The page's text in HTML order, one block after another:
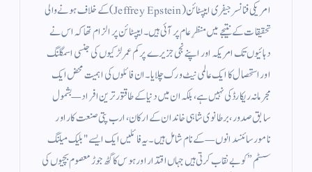
امریکی فنانسر جیفری ایپسٹائن (Jeffrey Epstein) کے خلاف ہونے والی
تحقیقات کے نتیجے میں منظرِ عام پر آئی ہیں۔ ایپسٹائن پر الزام تھا کہ اس نے
دہائیوں تک امریکہ اور اپنے نجی جزیرے پر کم عمر لڑکیوں کی جنسی اسمگلنگ
اور استحصال کا ایک عالمی نیٹ ورک چلایا۔​ان فائلوں کی اہمیت محض ایک
مجرمانہ ریکارڈ کی نہیں ہے، بلکہ ان میں دنیا کے طاقتور ترین افراد—بشمول
سابق صدور، برطانوی شاہی خاندان کے ارکان، ارب پتی صنعت کار اور
نامور سائنسدانوں—کے نام شامل ہیں۔ یہ فائلیں ایک ایسے "بلیک میلنگ
سسٹم” کو بے نقاب کرتی ہیں جہاں اقتدار اور ہوس کا گٹھ جوڑ معصوم بچیوں کی